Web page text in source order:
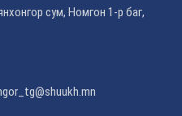
сум, Номгон 1-р баг,